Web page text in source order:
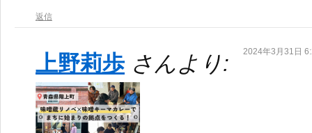
返信
上野莉歩 さんより: 2024年3月31日